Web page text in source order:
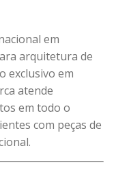
em
arquitetura de
exclusivo em
atende
em todo o
com peças de